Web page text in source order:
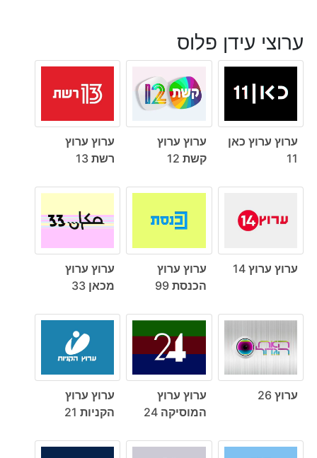
ערוצי עידן פלוס
ערוץ ערוץ כאן
11
ערוץ ערוץ
קשת 12
ערוץ ערוץ
רשת 13
ערוץ ערוץ 14
ערוץ ערוץ
הכנסת 99
ערוץ ערוץ
מכאן 33
ערוץ 26
ערוץ ערוץ
המוסיקה 24
ערוץ ערוץ
הקניות 21